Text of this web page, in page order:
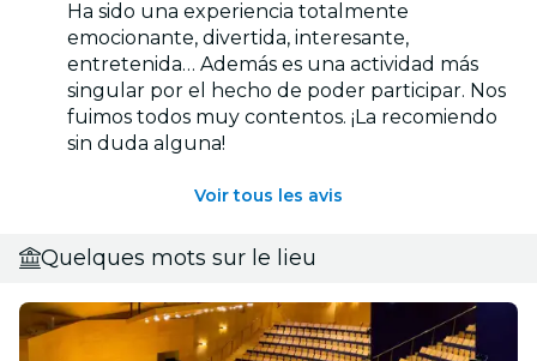
Ha sido una experiencia totalmente
emocionante, divertida, interesante,
entretenida… Además es una actividad más
singular por el hecho de poder participar. Nos
fuimos todos muy contentos. ¡La recomiendo
sin duda alguna!
Voir tous les avis
Quelques mots sur le lieu